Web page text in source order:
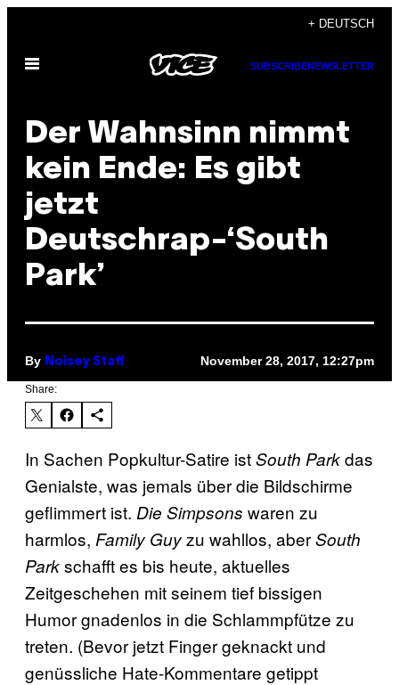
content
+ DEUTSCH
Open
SUBSCRIBENEWSLETTER
Der Wahnsinn nimmt
kein Ende: Es gibt
jetzt
Deutschrap-‘South
Park’
By Noisey Staff November 28, 2017, 12:27pm
Share:
In Sachen Popkultur-Satire istSouth Parkdas
Genialste, was jemals über die Bildschirme
geflimmert ist. Die Simpsons waren zu
harmlos, Family Guyzu wahllos, aberSouth
Parkschafft es bis heute, aktuelles
Zeitgeschehen mit seinem tief bissigen
Humor gnadenlos in die Schlammpfütze zu
treten. (Bevor jetzt Finger geknackt und
genüssliche Hate-Kommentare getippt